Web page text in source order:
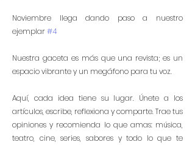
Noviembre llega dando paso a nuestro
ejemplar #4
Nuestra gaceta es más que una revista; es un
espacio vibrante y un megáfono para tu voz.
Aquí, cada idea tiene su lugar. Únete a los
artículos, escribe, reflexiona y comparte. Trae tus
opiniones y recomienda lo que amas: música,
teatro, cine, series, sabores y todo lo que te